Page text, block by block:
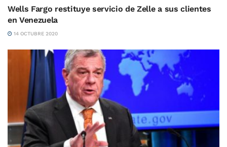
Wells Fargo restituye servicio de Zelle a sus clientes
en Venezuela
14 OCTUBRE 2020